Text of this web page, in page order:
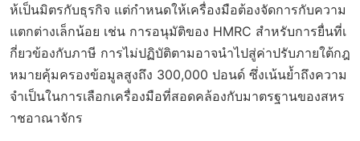
ห้เป็นมิตรกับธุรกิจ แต่กำหนดให้เครื่องมือต้องจัดการกับความ
แตกต่างเล็กน้อย เช่น การอนุมัติของ HMRC สำหรับการยื่นที่เ
กี่ยวข้องกับภาษี การไม่ปฏิบัติตามอาจนำไปสู่ค่าปรับภายใต้กฎ
หมายคุ้มครองข้อมูลสูงถึง 300,000 ปอนด์ ซึ่งเน้นย้ำถึงความ
จำเป็นในการเลือกเครื่องมือที่สอดคล้องกับมาตรฐานของสหร
าชอาณาจักร